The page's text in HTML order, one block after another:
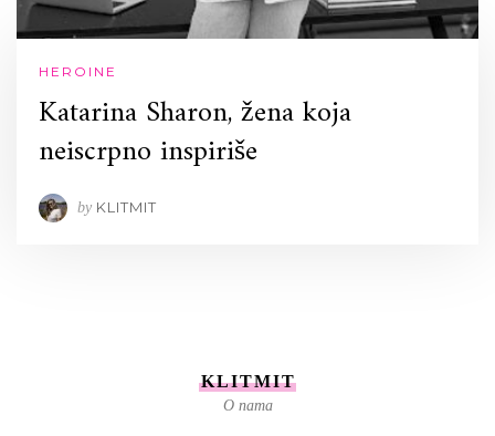
HEROINE
Katarina Sharon, žena koja
neiscrpno inspiriše
by KLITMIT
KLITMIT
O nama